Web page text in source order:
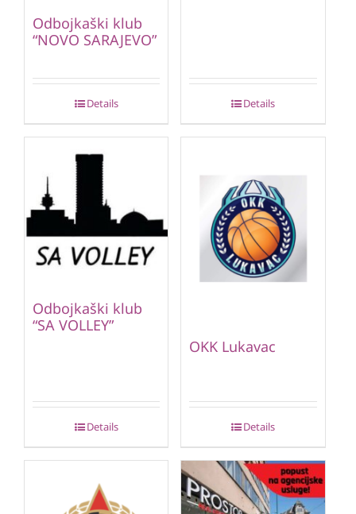
Odbojkaški klub
“NOVO SARAJEVO”
Details Details
Odbojkaški klub
“SA VOLLEY”
Details
OKK Lukavac
Details